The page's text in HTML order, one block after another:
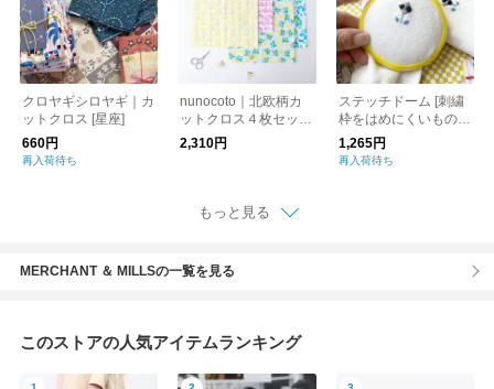
クロヤギシロヤギ｜カ
ットクロス [星座]
660円
再入荷待ち
nunocoto｜北欧柄カ
ットクロス４枚セッ
ト 5種
2,310円
ステッチドーム [刺繍
枠をはめにくいもの
に] 刺繍/縫いかがり/裾
上げ/靴下刺繍
1,265円
再入荷待ち
もっと見る
MERCHANT ＆ MILLSの一覧を見る
このストアの人気アイテムランキング